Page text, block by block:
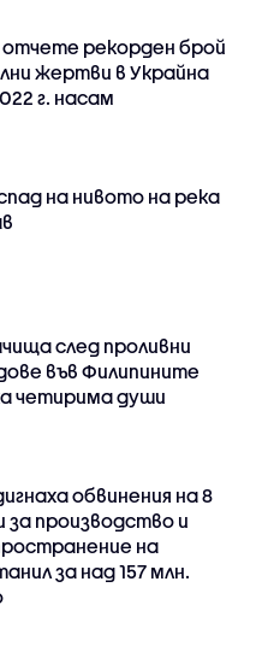
рекорден брой
жертви в Украйна
г. насам
на нивото на река
след проливни
във Филипините
четирима души
обвинения на 8
за производство и
на
за над 157 млн.